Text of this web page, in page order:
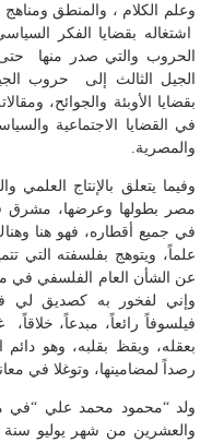
وعلم الكلام ، والمنطق
اشتغاله بقضايا الفكر
الحروب والتي صدر منها
الجيل الثالث إلى حروب
في القضايا الاجتماعية
والمصرية.
وفيما يتعلق بالإنتاج
مصر بطولها وعرضها، مشرق
في جميع أقطاره، فهو هنا
علماً، ويتوهج بفلسفته التي
عن الشأن العام الفلسفي في
وإني لفخور به كصديق لي
فيلسوفاً رائعاً، مبدعاً،
بعقله، ويقظ بقلبه، وهو
رصداً لمضامينها، وتوغلا في
ولد “محمود محمد علي “في